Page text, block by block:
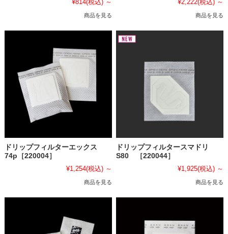
¥814(税込) ～
商品を見る
¥2,222(税込) ～
商品を見る
ドリップフィルターエックス
74p［220004］
¥1,254(税込) ～
商品を見る
ドリップフィルタースマドリ
S80 ［220044］
¥1,925(税込) ～
商品を見る